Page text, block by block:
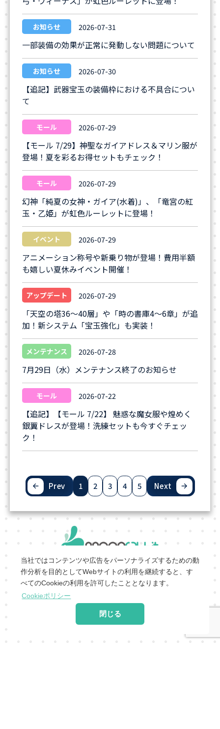
当社ではコンテンツや広告をパーソナライズするための動
作分析を目的としてWebサイトの利用を継続すると、す
べてのCookieの利用を許可したこととなります。
Cookieポリシー
閉じる
お知らせ
一部装備の効果が正常に発動しない問題について
2026-07-31
お知らせ
【追記】武器宝玉の装備枠における不具合につい
て
2026-07-30
モール
【モール 7/29】神聖なガイアドレス＆マリン服が
登場！夏を彩るお得セットもチェック！
2026-07-29
モール
幻神「純夏の女神・ガイア(水着)」、「竜宮の紅
玉・乙姫」が虹色ルーレットに登場！
2026-07-29
イベント
アニメーション称号や新乗り物が登場！費用半額
も嬉しい夏休みイベント開催！
2026-07-29
アップデート
「天空の塔36～40層」や「時の書庫4～6章」が追
加！新システム「宝玉強化」も実装！
2026-07-29
メンテナンス
7月29日（水）メンテナンス終了のお知らせ
2026-07-28
モール
【追記】【モール 7/22】 魅惑な魔女服や煌めく
銀翼ドレスが登場！洗練セットも今すぐチェッ
ク！
2026-07-22
Prev 1 2 3 4 5 Next
会社概要 | 会員利用規約 |
個人情報保護ポリシー
特定商取引法に基づく表
記 |
サービス利用規
約 |
2026 MoonRabbit Corporation.